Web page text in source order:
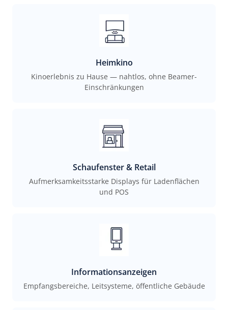
Heimkino
Kinoerlebnis zu Hause — nahtlos, ohne Beamer-
Einschränkungen
Schaufenster & Retail
Aufmerksamkeitsstarke Displays für Ladenflächen
und POS
Informationsanzeigen
Empfangsbereiche, Leitsysteme, öffentliche Gebäude